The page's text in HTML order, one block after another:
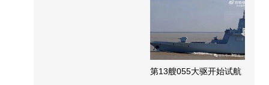
第13艘055大驱开始试航